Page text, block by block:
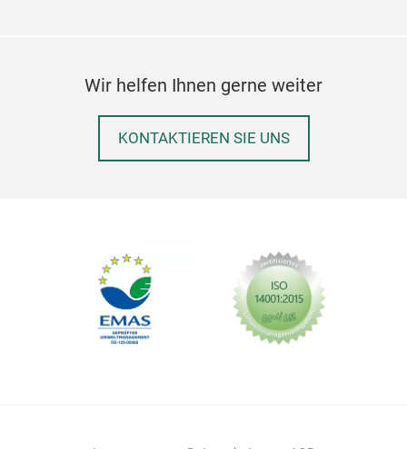
Wir helfen Ihnen gerne weiter
KONTAKTIEREN SIE UNS